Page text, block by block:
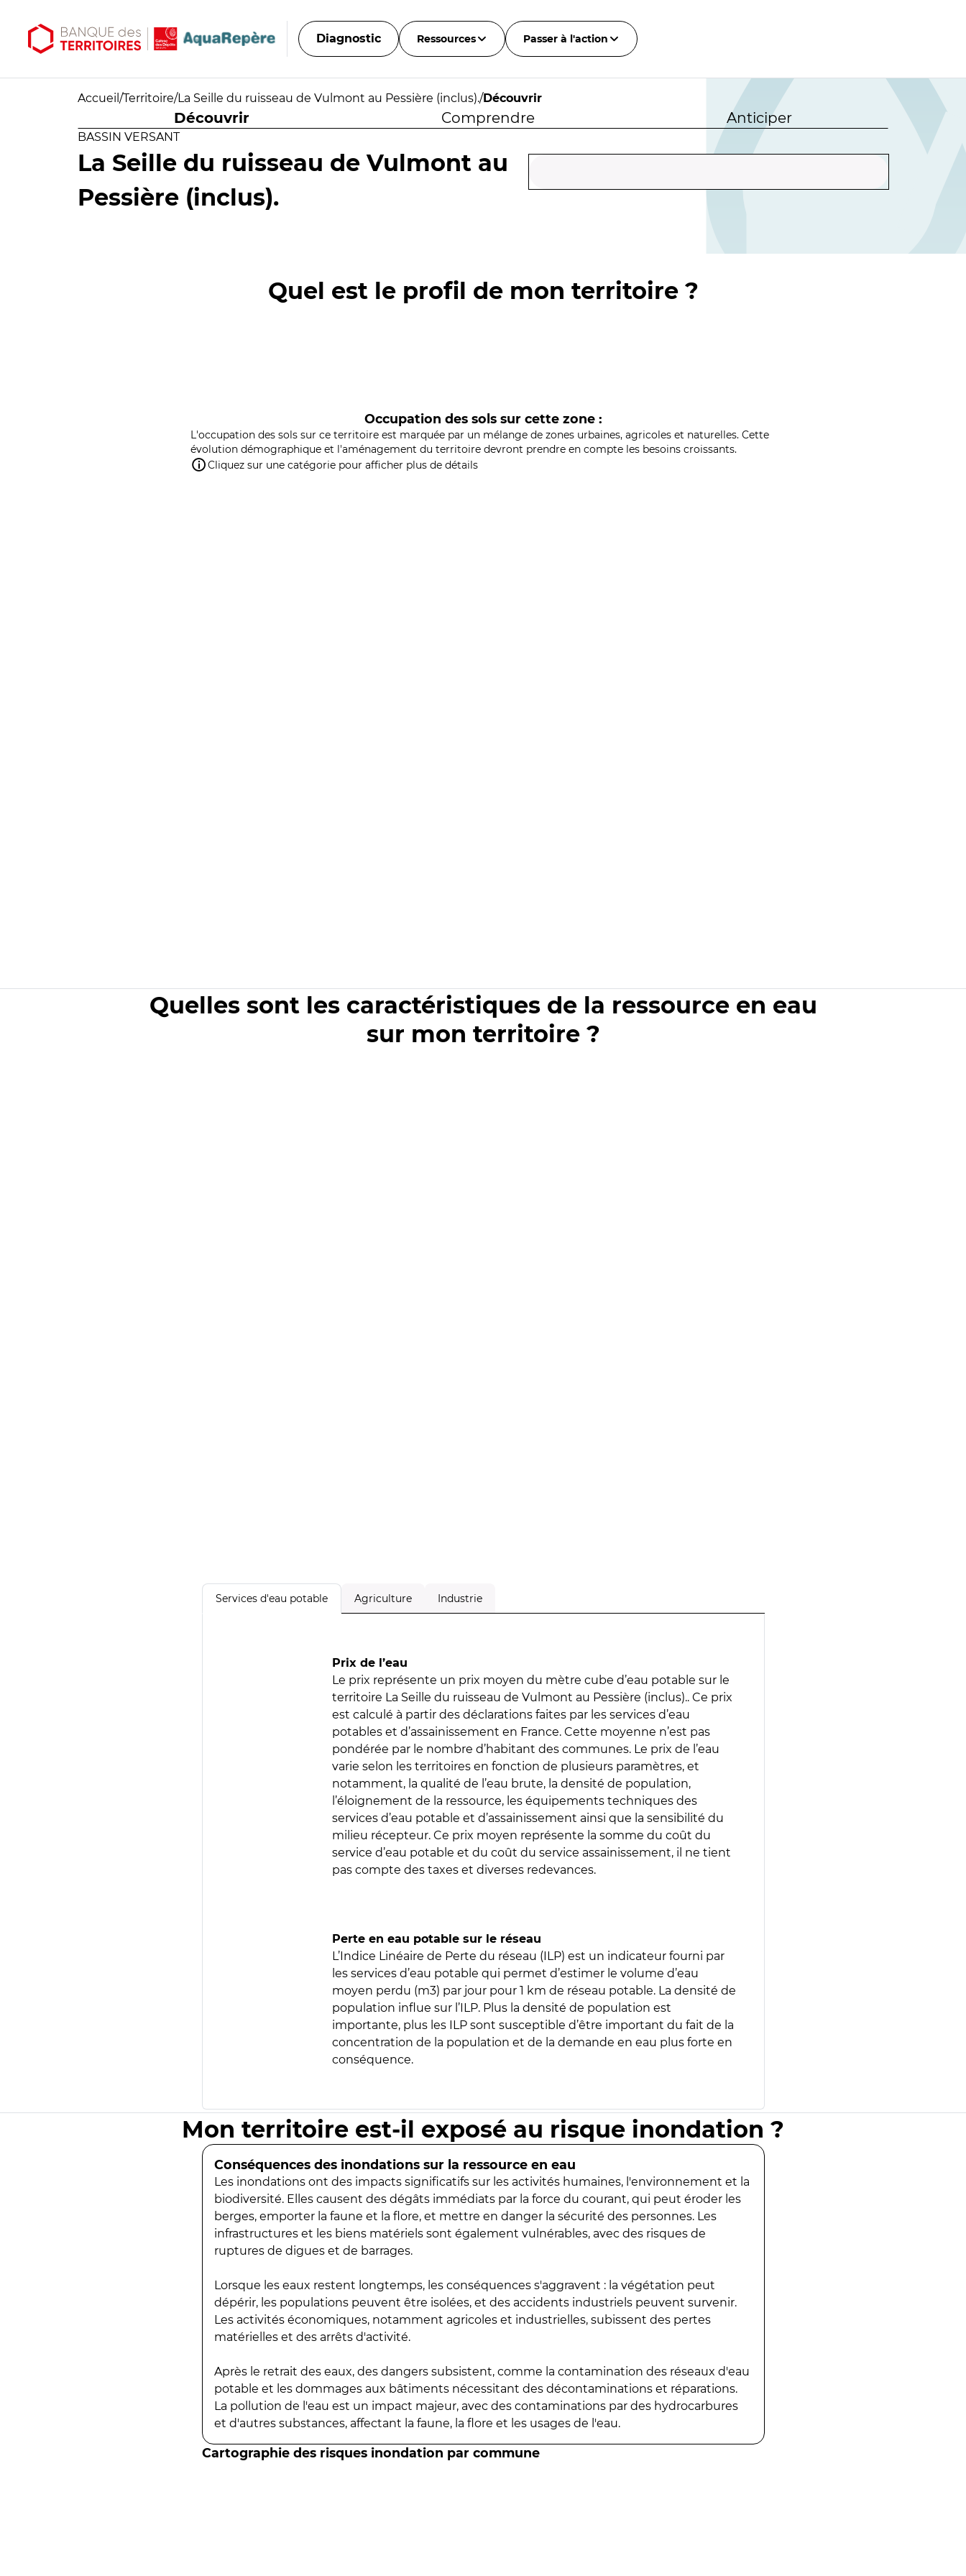
Diagnostic Ressources Passer à l'action
Accueil /Territoire/La Seille du ruisseau de Vulmont au Pessière (inclus)./Découvrir
Découvrir Comprendre Anticiper
BASSIN VERSANT
La Seille du ruisseau de Vulmont au
Pessière (inclus).
Quel est le profil de mon territoire ?
Occupation des sols sur cette zone :
L'occupation des sols sur ce territoire est marquée par un mélange de zones urbaines, agricoles et naturelles. Cette
évolution démographique et l'aménagement du territoire devront prendre en compte les besoins croissants.
Cliquez sur une catégorie pour afficher plus de détails
Quelles sont les caractéristiques de la ressource en eau
sur mon territoire ?
Services d'eau potable Agriculture Industrie
Prix de l’eau
Le prix représente un prix moyen du mètre cube d’eau potable sur le
territoire La Seille du ruisseau de Vulmont au Pessière (inclus).. Ce prix
est calculé à partir des déclarations faites par les services d’eau
potables et d’assainissement en France. Cette moyenne n’est pas
pondérée par le nombre d’habitant des communes. Le prix de l’eau
varie selon les territoires en fonction de plusieurs paramètres, et
notamment, la qualité de l’eau brute, la densité de population,
l’éloignement de la ressource, les équipements techniques des
services d’eau potable et d’assainissement ainsi que la sensibilité du
milieu récepteur. Ce prix moyen représente la somme du coût du
service d’eau potable et du coût du service assainissement, il ne tient
pas compte des taxes et diverses redevances.
Perte en eau potable sur le réseau
L’Indice Linéaire de Perte du réseau (ILP) est un indicateur fourni par
les services d’eau potable qui permet d’estimer le volume d’eau
moyen perdu (m3) par jour pour 1 km de réseau potable. La densité de
population influe sur l’ILP. Plus la densité de population est
importante, plus les ILP sont susceptible d’être important du fait de la
concentration de la population et de la demande en eau plus forte en
conséquence.
Mon territoire est-il exposé au risque inondation ?
Conséquences des inondations sur la ressource en eau
Les inondations ont des impacts significatifs sur les activités humaines, l'environnement et la
biodiversité. Elles causent des dégâts immédiats par la force du courant, qui peut éroder les
berges, emporter la faune et la flore, et mettre en danger la sécurité des personnes. Les
infrastructures et les biens matériels sont également vulnérables, avec des risques de
ruptures de digues et de barrages.
Lorsque les eaux restent longtemps, les conséquences s'aggravent : la végétation peut
dépérir, les populations peuvent être isolées, et des accidents industriels peuvent survenir.
Les activités économiques, notamment agricoles et industrielles, subissent des pertes
matérielles et des arrêts d'activité.
Après le retrait des eaux, des dangers subsistent, comme la contamination des réseaux d'eau
potable et les dommages aux bâtiments nécessitant des décontaminations et réparations.
La pollution de l'eau est un impact majeur, avec des contaminations par des hydrocarbures
et d'autres substances, affectant la faune, la flore et les usages de l'eau.
Cartographie des risques inondation par commune